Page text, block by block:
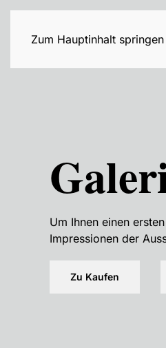
Zum Hauptinhalt springen
Um Ihnen einen
Impressionen der
Zu Kaufen